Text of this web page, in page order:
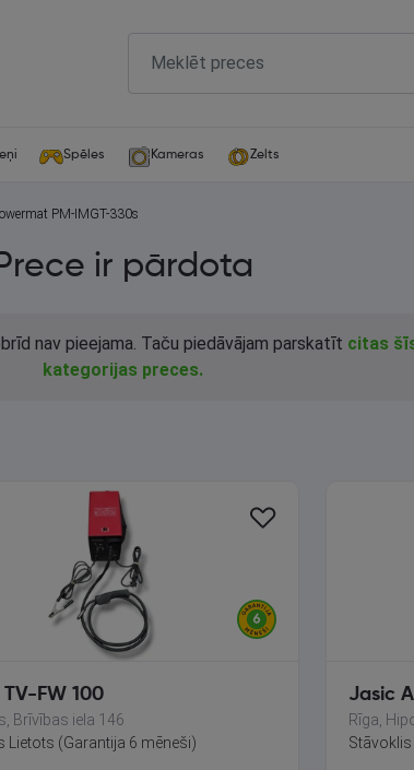
Spēles Kameras Zelts
PM-IMGT-330s
ir pārdota
nav pieejama. Taču piedāvājam parskatīt citas
kategorijas preces.
TV-FW 100
Brīvības iela 146
Lietots (Garantija 6 mēneši)
Jasic
Rīga,